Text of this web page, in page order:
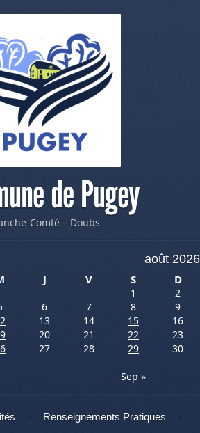
de Pugey
Comté – Doubs
août 2026
J V S D
1
2
6 7 8
9
13 14 15
16
20 21 22
23
27 28 29
30
Sep »
Renseignements Pratiques